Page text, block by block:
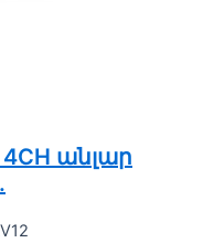
4CH անլար